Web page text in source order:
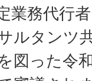
業務代行
ルタンツ
図った令